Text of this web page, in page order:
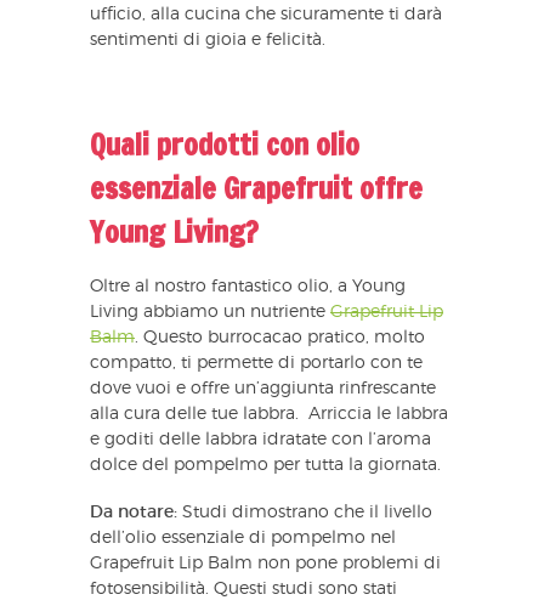
ufficio, alla cucina che sicuramente ti darà
sentimenti di gioia e felicità.
Quali prodotti con olio
essenziale Grapefruit offre
Young Living?
Oltre al nostro fantastico olio, a Young
Living abbiamo un nutriente Grapefruit Lip
Balm. Questo burrocacao pratico, molto
compatto, ti permette di portarlo con te
dove vuoi e offre un’aggiunta rinfrescante
alla cura delle tue labbra. Arriccia le labbra
e goditi delle labbra idratate con l’aroma
dolce del pompelmo per tutta la giornata.
Da notare: Studi dimostrano che il livello
dell’olio essenziale di pompelmo nel
Grapefruit Lip Balm non pone problemi di
fotosensibilità. Questi studi sono stati